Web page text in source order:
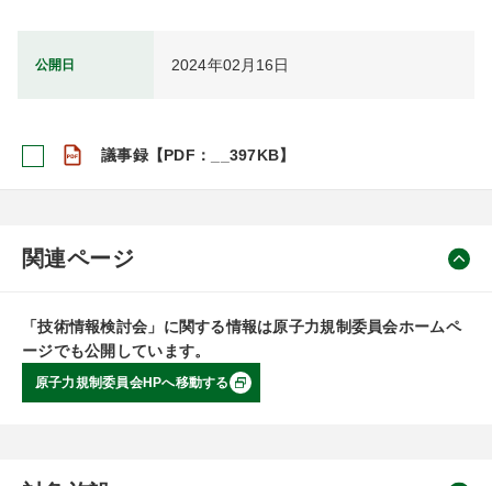
公開日 2024年02月16日
議事録【PDF：__397KB】
関連ページ
「技術情報検討会」に関する情報は原子力規制委員会ホームペ
ージでも公開しています。
原子力規制委員会HPへ移動する